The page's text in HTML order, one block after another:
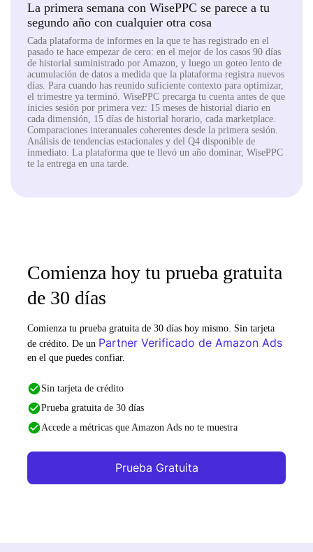
La primera semana con WisePPC se parece a tu
segundo año con cualquier otra cosa
Cada plataforma de informes en la que te has registrado en el
pasado te hace empezar de cero: en el mejor de los casos 90 días
de historial suministrado por Amazon, y luego un goteo lento de
acumulación de datos a medida que la plataforma registra nuevos
días. Para cuando has reunido suficiente contexto para optimizar,
el trimestre ya terminó. WisePPC precarga tu cuenta antes de que
inicies sesión por primera vez: 15 meses de historial diario en
cada dimensión, 15 días de historial horario, cada marketplace.
Comparaciones interanuales coherentes desde la primera sesión.
Análisis de tendencias estacionales y del Q4 disponible de
inmediato. La plataforma que te llevó un año dominar, WisePPC
te la entrega en una tarde.
Comienza hoy tu prueba gratuita
de 30 días
Comienza tu prueba gratuita de 30 días hoy mismo. Sin tarjeta
de crédito. De un Partner Verificado de Amazon Ads
en el que puedes confiar.
Sin tarjeta de crédito
Prueba gratuita de 30 días
Accede a métricas que Amazon Ads no te muestra
Prueba Gratuita